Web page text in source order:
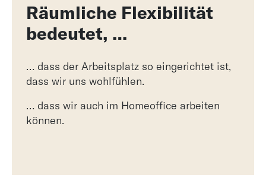
Räumliche Flexibilität
bedeutet, …
… dass der Arbeitsplatz so eingerichtet ist,
dass wir uns wohlfühlen.
… dass wir auch im Homeoffice arbeiten
können.